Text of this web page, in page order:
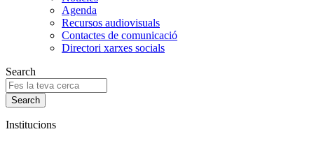
Agenda
Recursos audiovisuals
Contactes de comunicació
Directori xarxes socials
Search
Institucions